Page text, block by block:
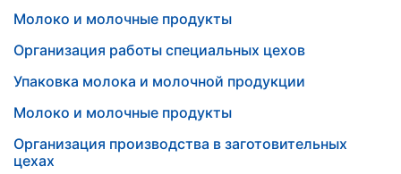
Молоко и молочные продукты
Организация работы специальных цехов
Упаковка молока и молочной продукции
Молоко и молочные продукты
Организация производства в заготовительных
цехах